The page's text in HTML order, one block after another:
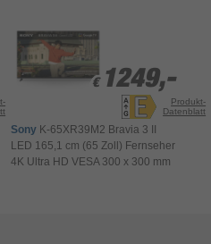
€ 1249,-
€ 1249,-
Produkt-
Datenblatt
Sony K-65XR39M2 Bravia 3 II
LED 165,1 cm (65 Zoll) Fernseher
4K Ultra HD VESA 300 x 300 mm